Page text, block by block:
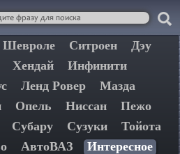
Шевроле Ситроен
Дэу
Хендай
Инфинити
Ленд Ровер
Мазда
Опель Ниссан
Пежо
Субару Сузуки
Тойота
АвтоВАЗ Интересное